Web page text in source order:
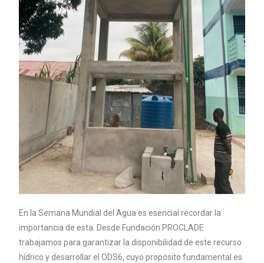
En la Semana Mundial del Agua es esencial recordar la
importancia de esta. Desde Fundación PROCLADE
trabajamos para garantizar la disponibilidad de este recurso
hídrico y desarrollar el ODS6, cuyo propósito fundamental es